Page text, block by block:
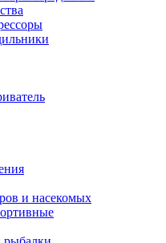
и насекомых